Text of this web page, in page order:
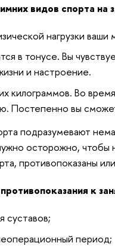
видов спорта на
нагрузки
в тонусе. Вы
и настроение.
килограммов. Во
Постепенно вы
подразумевают
осторожно, чтобы
противопоказаны
к
суставов;
период;